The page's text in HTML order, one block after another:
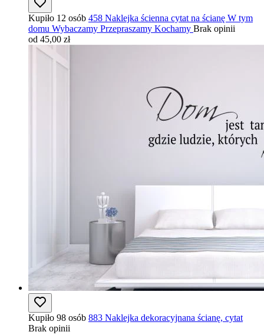
Kupiło 12 osób 458 Naklejka ścienna cytat na ścianę W tym
domu Wybaczamy Przepraszamy Kochamy Brak opinii
od 45,00 zł
Kupiło 98 osób 883 Naklejka dekoracyjnana ścianę, cytat
Brak opinii